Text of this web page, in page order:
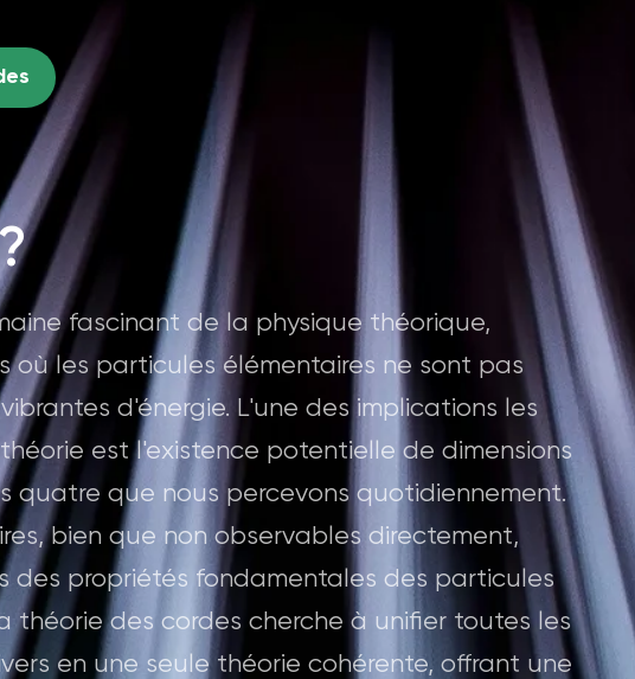
fascinant de la physique théorique,
où les particules élémentaires ne sont pas
d'énergie. L'une des implications les
est l'existence potentielle de dimensions
quatre que nous percevons quotidiennement.
bien que non observables directement,
des propriétés fondamentales des particules
théorie des cordes cherche à unifier toutes les
en une seule théorie cohérente, offrant une